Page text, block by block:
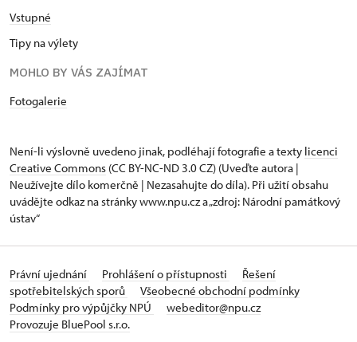
Vstupné
Tipy na výlety
MOHLO BY VÁS ZAJÍMAT
Fotogalerie
Není-li výslovně uvedeno jinak, podléhají fotografie a texty licenci
Creative Commons (CC BY-NC-ND 3.0 CZ) (Uveďte autora |
Neužívejte dílo komerčně | Nezasahujte do díla). Při užití obsahu
uvádějte odkaz na stránky www.npu.cz a „zdroj: Národní památkový
ústav“
Právní ujednání Prohlášení o přístupnosti
Řešení
spotřebitelských sporů
Všeobecné obchodní podmínky
Podmínky pro výpůjčky NPÚ
webeditor@npu.cz
Provozuje BluePool s.r.o.